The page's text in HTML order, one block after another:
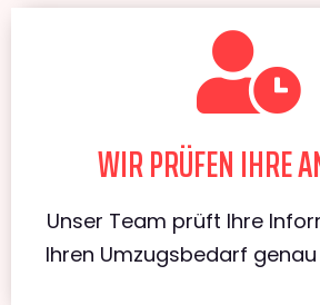
WIR PRÜFEN IHRE
Unser Team prüft Ihre
Ihren Umzugsbedarf